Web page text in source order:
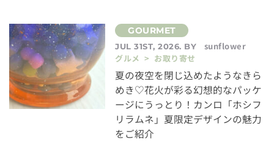
JUL 31ST, 2026. BY
sunflower
グルメ > お取り寄せ
夏の夜空を閉じ込めたようなきら
めき♡花火が彩る幻想的なパッケ
ージにうっとり！カンロ「ホシフ
リラムネ」夏限定デザインの魅力
をご紹介